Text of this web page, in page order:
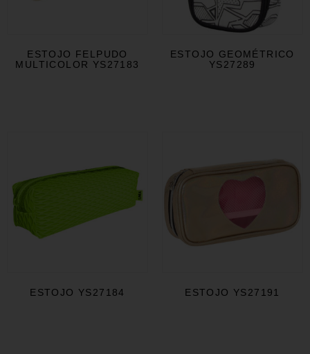
ESTOJO FELPUDO
MULTICOLOR YS27183
ESTOJO GEOMÉTRICO
YS27289
ESTOJO YS27184 ESTOJO YS27191